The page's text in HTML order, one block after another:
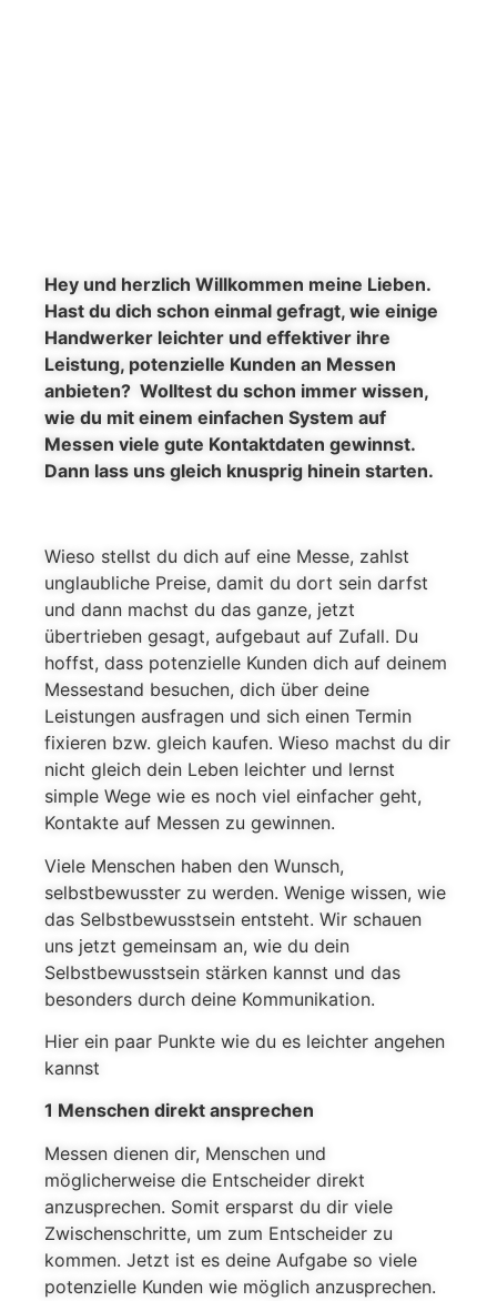
Hey und herzlich Willkommen meine Lieben.
Hast du dich schon einmal gefragt, wie einige
Handwerker leichter und effektiver ihre
Leistung, potenzielle Kunden an Messen
anbieten? Wolltest du schon immer wissen,
wie du mit einem einfachen System auf
Messen viele gute Kontaktdaten gewinnst.
Dann lass uns gleich knusprig hinein starten.
Wieso stellst du dich auf eine Messe, zahlst
unglaubliche Preise, damit du dort sein darfst
und dann machst du das ganze, jetzt
übertrieben gesagt, aufgebaut auf Zufall. Du
hoffst, dass potenzielle Kunden dich auf deinem
Messestand besuchen, dich über deine
Leistungen ausfragen und sich einen Termin
fixieren bzw. gleich kaufen. Wieso machst du dir
nicht gleich dein Leben leichter und lernst
simple Wege wie es noch viel einfacher geht,
Kontakte auf Messen zu gewinnen.
Viele Menschen haben den Wunsch,
selbstbewusster zu werden. Wenige wissen, wie
das Selbstbewusstsein entsteht. Wir schauen
uns jetzt gemeinsam an, wie du dein
Selbstbewusstsein stärken kannst und das
besonders durch deine Kommunikation.
Hier ein paar Punkte wie du es leichter angehen
kannst
1 Menschen direkt ansprechen
Messen dienen dir, Menschen und
möglicherweise die Entscheider direkt
anzusprechen. Somit ersparst du dir viele
Zwischenschritte, um zum Entscheider zu
kommen. Jetzt ist es deine Aufgabe so viele
potenzielle Kunden wie möglich anzusprechen.